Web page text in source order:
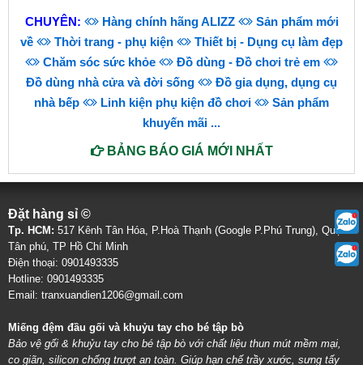
CHUYÊN: Hàng chính hãng ALIZZ
Sản phẩm mới
về
Thời trang - phụ kiện
Thiết bị - Dụng cụ làm đẹp
Chăm sóc sức khỏe
Đồ dùng - Đồ chơi trẻ em
Đồ dùng nhà cửa và đời sống
Đồ gia dụng, dụng cụ
nhà bếp
Linh kiện phụ kiện đồ chơi
Sản phẩm
khuyến mãi ...
BẢNG BÁO GIÁ MỚI NHẤT
Đặt hàng sỉ ©
Tp. HCM: 517 Kênh Tân Hóa, P.Hoà Thạnh (Google P.Phú Trung), Quận
Tân phú, TP Hồ Chí Minh
Điện thoại: 0901493335
Hotline: 0901493335
Email: tranxuandien1206@gmail.com
Miếng đệm đầu gối và khuỷu tay cho bé tập bò
Bảo vệ gối & khuỷu tay cho bé tập bò với chất liệu thun mút mềm mại,
co giãn, silicon chống trượt an toàn. Giúp hạn chế trầy xước, sưng tấy